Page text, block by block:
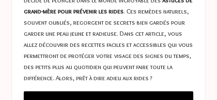
s
grand-mère pour prévenir les rides. Ces remèdes naturels,
souvent oubliés, regorgent de secrets bien gardés pour
garder une peau jeune et radieuse. Dans cet article, vous
allez découvrir des recettes faciles et accessibles qui vous
permettront de protéger votre visage des signes du temps,
des petits plus au quotidien qui peuvent faire toute la
différence. Alors, prêt à dire adieu aux rides ?